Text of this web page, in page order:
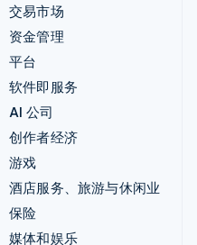
交易市场
资金管理
平台
软件即服务
AI 公司
创作者经济
游戏
酒店服务、旅游与休闲业
保险
媒体和娱乐